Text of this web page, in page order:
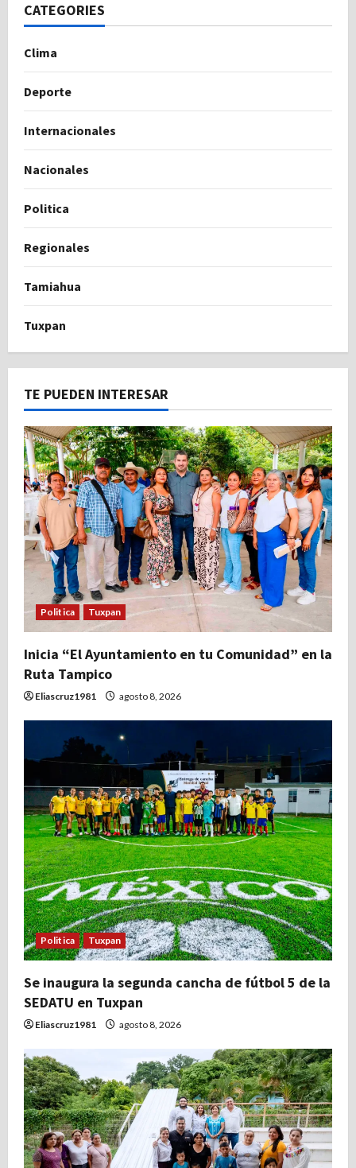
CATEGORIES
Clima
Deporte
Internacionales
Nacionales
Politica
Regionales
Tamiahua
Tuxpan
TE PUEDEN INTERESAR
Politica Tuxpan
Inicia “El Ayuntamiento en tu Comunidad” en la
Ruta Tampico
Eliascruz1981 agosto 8, 2026
Politica Tuxpan
Se inaugura la segunda cancha de fútbol 5 de la
SEDATU en Tuxpan
Eliascruz1981 agosto 8, 2026